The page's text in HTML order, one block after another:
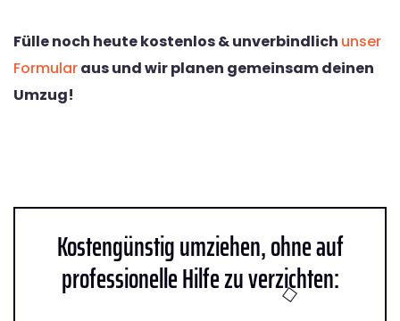
Fülle noch heute kostenlos & unverbindlich unser
Formularaus und wir planen gemeinsam deinen
Umzug!
Kostengünstig umziehen, ohne auf
professionelle Hilfe zu verzichten: